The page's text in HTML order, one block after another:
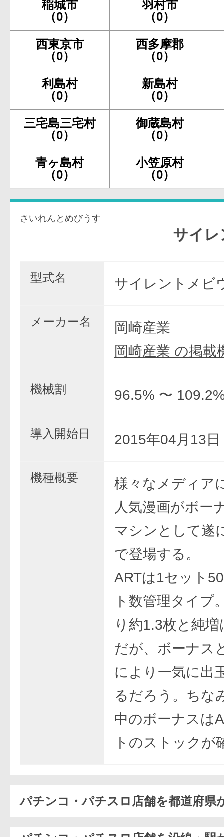
稲城市
（0）
羽村市
（0）
西東京市
（0）
西多摩郡
（0）
利島村
（0）
新島村
（0）
三宅島三宅村
（0）
御蔵島村
（0）
青ヶ島村
（0）
小笠原村
（0）
さいれんとめびうす
サイレント
型式名 サイレントメビ
メーカー名
岡崎産業
岡崎産業 の掲載
機械割 96.5% 〜
導入開始日 2015年04月13日
機種概要
様々なメディア
人気漫画がボー
マシンとして遂
で登場する。
ARTは1セット
ト数管理タイプ
り約1.3枚と純
だが、ボーナス
により一気に出
るだろう。ちな
中のボーナスは
トのストックが
パチンコ・パチスロ店舗を都道府県